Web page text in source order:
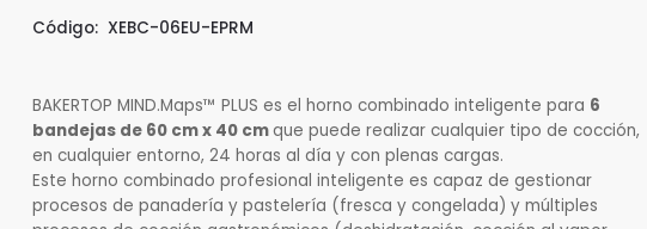
Código: XEBC-06EU-EPRM
BAKERTOP MIND.Maps™ PLUS es el horno combinado inteligente para 6
bandejas de 60 cm x 40 cmque puede realizar cualquier tipo de cocción,
en cualquier entorno, 24 horas al día y con plenas cargas.
Este horno combinado profesional inteligente es capaz de gestionar
procesos de panadería y pastelería (fresca y congelada) y múltiples